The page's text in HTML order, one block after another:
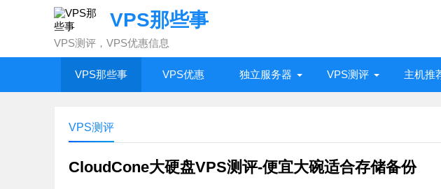
VPS那些事
VPS测评，VPS优惠信息
VPS那些事 VPS优惠 独立服务器 VPS测评 主机推
VPS测评
CloudCone大硬盘VPS测评-便宜大碗适合存储备份